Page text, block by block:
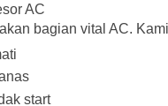
AC
bagian vital AC.
start